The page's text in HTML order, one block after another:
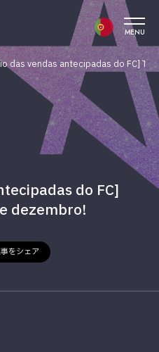
MENU
das vendas antecipadas do FC]
do FC]
dezembro!
をシェア